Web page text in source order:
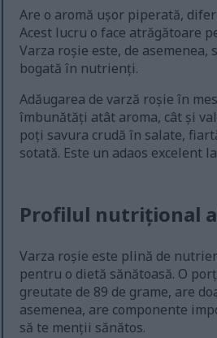
Are o aromă ușor piperată,
Acest lucru o face atrăgătoare
Varza roșie este, de asemenea,
bogată în nutrienți.
Adăugarea de varză roșie în
îmbunătăți atât aroma, cât și
poți savura crudă în salate,
sotată. Este un adaos excelent
Profilul nutrițional
Varza roșie este plină de
pentru o dietă sănătoasă. O
greutate de 89 de grame, are
asemenea, are componente
să te menții sănătos.